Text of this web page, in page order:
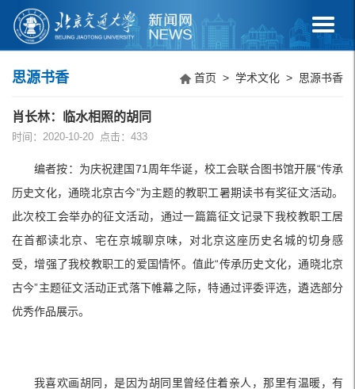
思源书香 首页 > 学术文化 > 思源书香
肖长林：临水相照的胡同
时间：2020-10-20 点击： 433
编者按：为庆祝建国71周年华诞，校工会联合图书馆开展“传承
历史文化，通晓北京古今”为主题的教职工暑期读书有奖征文活动。
此次校工会举办的征文活动，通过一篇篇征文记录下我校教职工居
在首都读北京、宅在京城聊京味，对北京这座历史名城的切身感
受，增强了我校教职工的爱国情怀。值此“传承历史文化，通晓北京
古今”主题征文活动正式落下帷幕之际，特通过评委评选，遴选部分
优秀作品展示。
我喜欢画胡同，是因为胡同里曾经住着亲人，那里有温暖，有